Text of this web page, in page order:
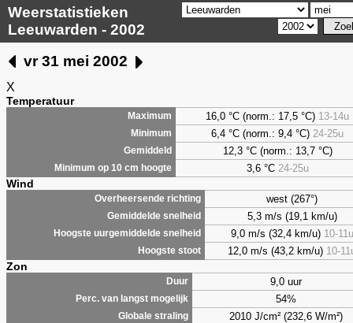
Weerstatistieken
Leeuwarden - 2002
vr 31 mei 2002
X
Temperatuur
Maximum 16,0 °C (norm.: 17,5 °C) 13-14u
Minimum 6,4 °C (norm.: 9,4 °C) 24-25u
Gemiddeld 12,3 °C (norm.: 13,7 °C)
Minimum op 10 cm hoogte 3,6°C 24-25u
Wind
Overheersende richting west (267°)
Gemiddelde snelheid 5,3 m/s (19,1 km/u)
Hoogste uurgemiddelde snelheid 9,0 m/s (32,4 km/u) 10-11u
Hoogste stoot 12,0 m/s (43,2 km/u) 10-
Zon
Duur 9,0 uur
Perc. van langst mogelijk 54%
Globale straling 2010 J/cm² (232,6 W/m²)